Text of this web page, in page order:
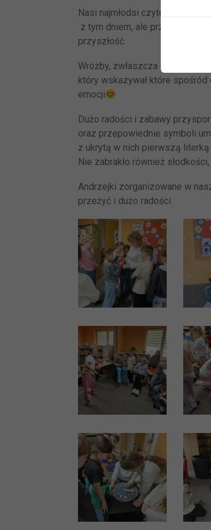
Nasi najmłodsi czytelnicy nie
z tym dniem, ale przede
przyszłość.
Wróżby, zwłaszcza
który wskazywał które
emocji
Dużo radości i zabawy
oraz przepowiednie symboli
z ukrytą w nich pierwszą
Nie zabrakło również
Andrzejki zorganizowane w
przeżyć i dużo radości.